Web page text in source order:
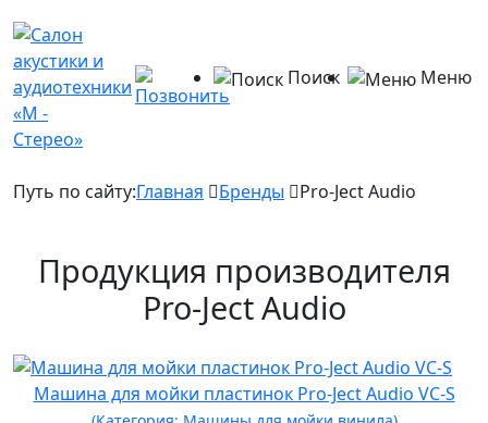
Меню
Поиск
Путь по сайту:Главная Бренды Pro-Ject Audio
Продукция производителя
Pro-Ject Audio
Машина для мойки пластинок Pro-Ject Audio VC-S